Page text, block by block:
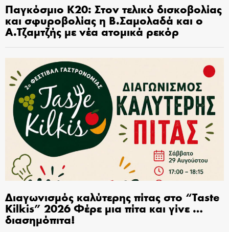
Παγκόσμιο Κ20: Στον τελικό δισκοβολίας
και σφυροβολίας η Β.Σαμολαδά και ο
Α.Τζαμτζής με νέα ατομικά ρεκόρ
Διαγωνισμός καλύτερης πίτας στο “Taste
Kilkis” 2026 Φέρε μια πίτα και γίνε …
διασημόπιτα!